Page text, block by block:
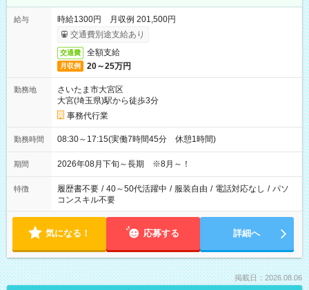
給与
時給1300円 月収例 201,500円
交通費別途支給あり
交通費 全額支給
月収例 20～25万円
勤務地
さいたま市大宮区
大宮(埼玉県)駅から徒歩3分
事務代行業
勤務時間 08:30～17:15(実働7時間45分 休憩1時間)
期間 2026年08月下旬～長期 ※8月～！
特徴 履歴書不要 / 40～50代活躍中 / 服装自由 / 電話対応なし / パソ
コンスキル不要
気になる！ 応募する 詳細へ
掲載日：2026.08.06